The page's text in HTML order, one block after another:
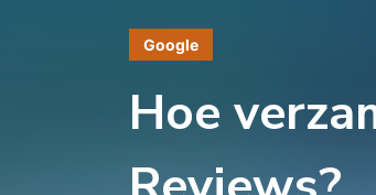
Google
Hoe